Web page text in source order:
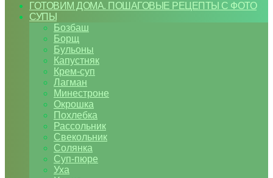
ГОТОВИМ ДОМА. ПОШАГОВЫЕ РЕЦЕПТЫ С ФОТО
СУПЫ
Бозбаш
Борщ
Бульоны
Капустняк
Крем-суп
Лагман
Минестроне
Окрошка
Похлебка
Рассольник
Свекольник
Солянка
Суп-пюре
Уха